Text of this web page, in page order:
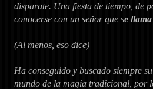
disparate. Una fiesta de tiempo, de
conocerse con un señor que se
(Al menos, eso dice)
Ha conseguido y buscado siempre
mundo de la magia tradicional, por